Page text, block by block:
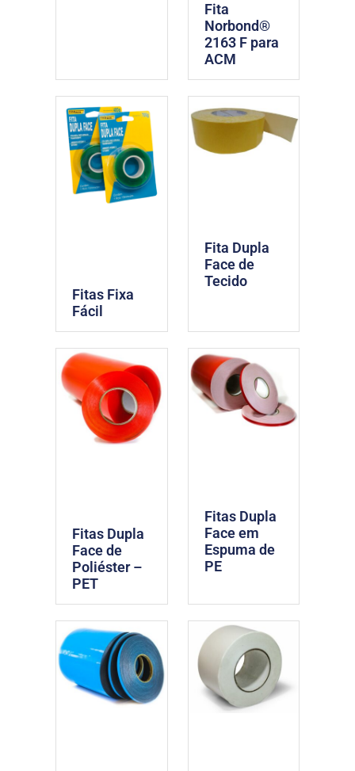
Fita
Norbond®
2163 F para
ACM
Fitas Fixa
Fácil
Fita Dupla
Face de
Tecido
Fitas Dupla
Face de
Poliéster –
PET
Fitas Dupla
Face em
Espuma de
PE